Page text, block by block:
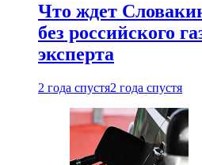
Что ждет
без российского
эксперта
2 года спустя2 года спустя